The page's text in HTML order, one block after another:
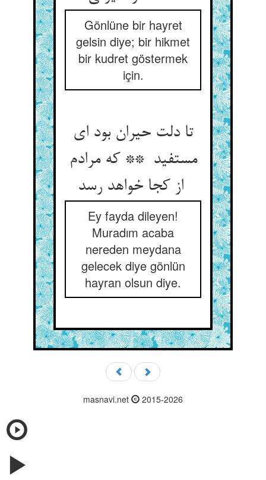
Gönlüne bir hayret
gelsin diye; bir hikmet
bir kudret göstermek
için.
تا دلت حیران بود ای
مستفید ** که مرادم
Ey fayda dileyen!
Muradım acaba
nereden meydana
gelecek diye gönlün
hayran olsun diye.
masnavi.net 2015-2026